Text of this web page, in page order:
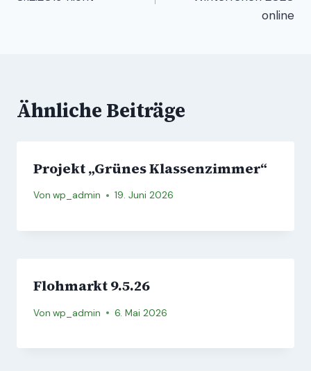
online
Ähnliche Beiträge
Projekt „Grünes Klassenzimmer“
Von wp_admin 19. Juni 2026
Flohmarkt 9.5.26
Von wp_admin 6. Mai 2026